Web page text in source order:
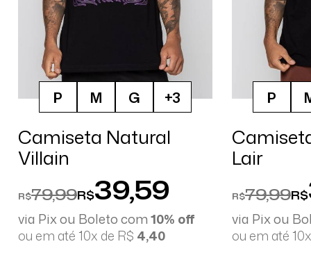
P M G +3
Camiseta Natural
Villain
R$79,99R$39,59
via Pix ou Boleto com10% off
ou em até 10x de R$ 4,40
P
Lair
R$79,99R$
via Pix ou
ou em até